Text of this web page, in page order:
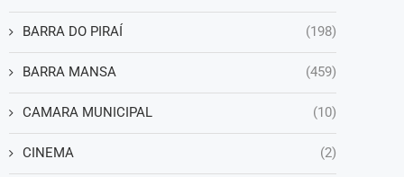
BARRA DO PIRAÍ (198)
BARRA MANSA (459)
CAMARA MUNICIPAL (10)
CINEMA (2)